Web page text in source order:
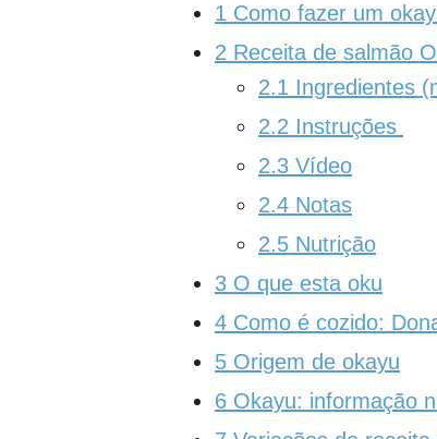
1 Como fazer um
2 Receita de salmão
2.1 Ingredientes
2.2 Instruções
2.3 Vídeo
2.4 Notas
2.5 Nutrição
3 O que esta oku
4 Como é cozido:
5 Origem de okayu
6 Okayu: informação